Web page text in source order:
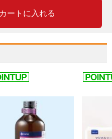
ートに入れる